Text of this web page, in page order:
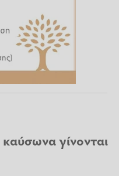
καύσωναγίνονται